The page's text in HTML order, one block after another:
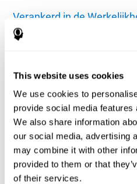
This website uses cookies
We use cookies to
provide social media
We also share information
our social media, advertising
may combine it with other
provided to them or that
of their services.
Verankerd in de
ITS™ (Individuele Training
beoordeling, configureert ITS ™
trainingsprogramma met een
moeilijkheidsniveaus, om het
aan te passen en voor de juiste
ITS ™ zorgt doorlopend voor een
training door het voortdurend
gebruikersprestaties en het
Individuele Training